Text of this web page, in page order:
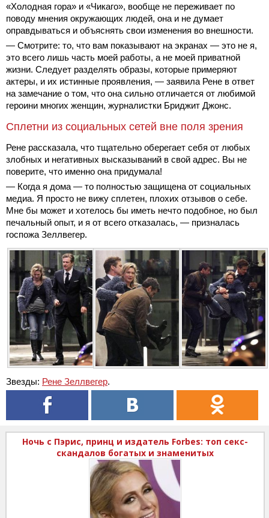
«Холодная гора» и «Чикаго», вообще не переживает по
поводу мнения окружающих людей, она и не думает
оправдываться и объяснять свои изменения во внешности.
— Смотрите: то, что вам показывают на экранах — это не я,
это всего лишь часть моей работы, а не моей приватной
жизни. Следует разделять образы, которые примеряют
актеры, и их истинные проявления, — заявила Рене в ответ
на замечание о том, что она сильно отличается от любимой
героини многих женщин, журналистки Бриджит Джонс.
Сплетни из социальных сетей вне поля зрения
Рене рассказала, что тщательно оберегает себя от любых
злобных и негативных высказываний в свой адрес. Вы не
поверите, что именно она придумала!
— Когда я дома — то полностью защищена от социальных
медиа. Я просто не вижу сплетен, плохих отзывов о себе.
Мне бы может и хотелось бы иметь нечто подобное, но был
печальный опыт, и я от всего отказалась, — призналась
госпожа Зеллвегер.
Звезды: Рене Зеллвегер.
Ночь с Пэрис, принц и издатель Forbes: топ секс-
скандалов богатых и знаменитых